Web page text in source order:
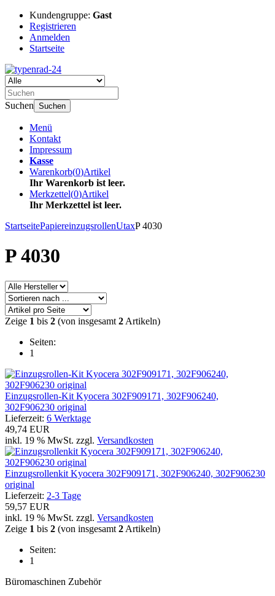
Kundengruppe: Gast
Registrieren
Anmelden
Startseite
Suchen Suchen
Menü
Kontakt
Impressum
Kasse
Warenkorb(0)Artikel
Ihr Warenkorb ist leer.
Merkzettel(0)Artikel
Ihr Merkzettel ist leer.
StartseitePapiereinzugsrollenUtaxP 4030
P 4030
Zeige 1 bis 2 (von insgesamt 2 Artikeln)
Seiten:
1
Einzugsrollen-Kit Kyocera 302F909171, 302F906240,
302F906230 original
Lieferzeit: 6 Werktage
49,74 EUR
inkl. 19 % MwSt. zzgl. Versandkosten
Einzugsrollenkit Kyocera 302F909171, 302F906240, 302F906230
original
Lieferzeit: 2-3 Tage
59,57 EUR
inkl. 19 % MwSt. zzgl. Versandkosten
Zeige 1 bis 2 (von insgesamt 2 Artikeln)
Seiten:
1
Büromaschinen Zubehör